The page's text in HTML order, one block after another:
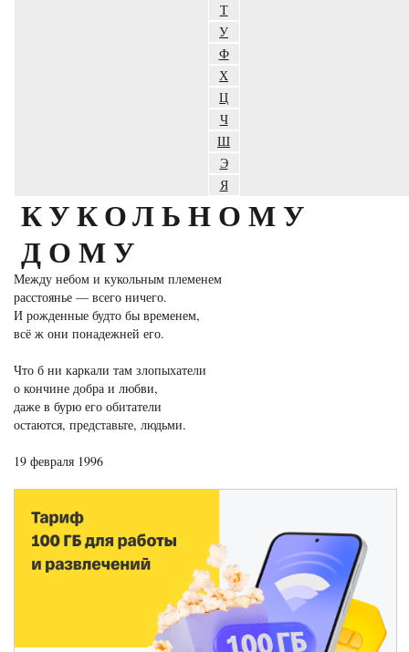
Т
У
Ф
Х
Ц
Ч
Ш
Э
Я
КУКОЛЬНОМУ
ДОМУ
Между небом и кукольным племенем
расстоянье — всего ничего.
И рожденные будто бы временем,
всё ж они понадежней его.
Что б ни каркали там злопыхатели
о кончине добра и любви,
даже в бурю его обитатели
остаются, представьте, людьми.
19 февраля 1996